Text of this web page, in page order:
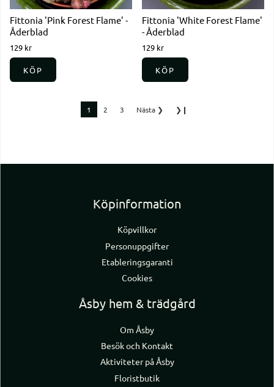
Fittonia 'Pink Forest Flame' -
Åderblad
129 kr
KÖP
Fittonia 'White Forest Flame'
- Åderblad
129 kr
KÖP
1 2 3 Nästa ❯ ❯❙
Köpinformation
Köpvillkor
Personuppgifter
Etableringsgaranti
Cookies
Åsby hem & trädgård
Om Åsby
Besök och Kontakt
Aktiviteter på Åsby
Floristbutik